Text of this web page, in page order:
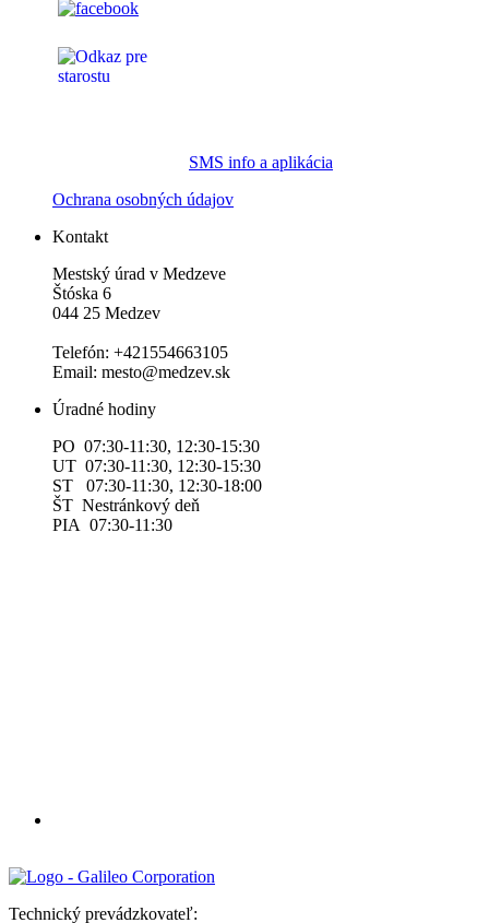
SMS info a aplikácia
Ochrana osobných údajov
Kontakt
Mestský úrad v Medzeve
Štóska 6
044 25 Medzev
Telefón: +421554663105
Email: mesto@medzev.sk
Úradné hodiny
PO 07:30-11:30, 12:30-15:30
UT 07:30-11:30, 12:30-15:30
ST 07:30-11:30, 12:30-18:00
ŠT Nestránkový deň
PIA 07:30-11:30
Technický prevádzkovateľ: